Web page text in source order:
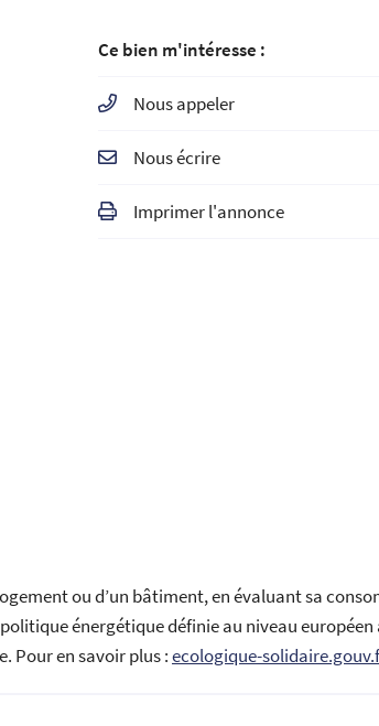
Ce bien m'intéresse :
Nous appeler
Nous écrire
Imprimer l'annonce
ou d’un bâtiment, en évaluant sa
énergétique définie au niveau européen
Pour en savoir plus :ecologique-